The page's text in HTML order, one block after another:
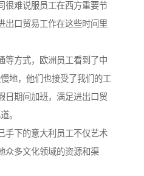
很难说服员工在西方重要节
出口贸易工作在这些时间里
等方式，欧洲员工看到了中
地，他们也接受了我们的工
日期间加班，满足进出口贸
。
手下的意大利员工不仅艺术
众多文化领域的资源和渠